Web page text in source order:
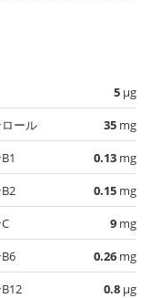
5 µg
ール
35 mg
0.13 mg
0.15 mg
9 mg
0.26 mg
0.8 µg